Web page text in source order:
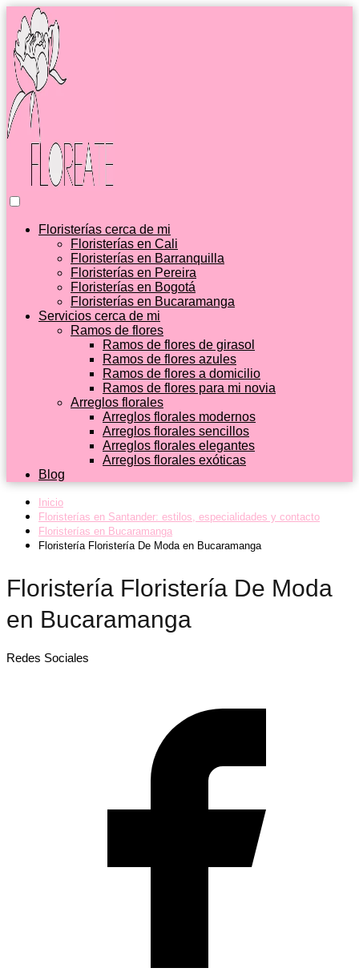
Floristerías cerca de mi
Floristerías en Cali
Floristerías en Barranquilla
Floristerías en Pereira
Floristerías en Bogotá
Floristerías en Bucaramanga
Servicios cerca de mi
Ramos de flores
Ramos de flores de girasol
Ramos de flores azules
Ramos de flores a domicilio
Ramos de flores para mi novia
Arreglos florales
Arreglos florales modernos
Arreglos florales sencillos
Arreglos florales elegantes
Arreglos florales exóticas
Blog
Inicio
Floristerías en Santander: estilos, especialidades y contacto
Floristerías en Bucaramanga
Floristería Floristería De Moda en Bucaramanga
Floristería Floristería De Moda
en Bucaramanga
Redes Sociales